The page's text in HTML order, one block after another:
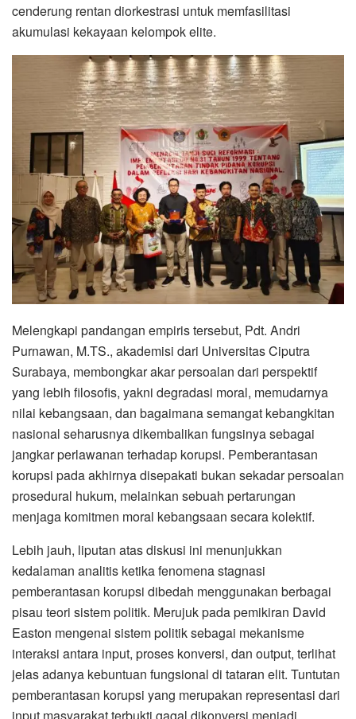
cenderung rentan diorkestrasi untuk memfasilitasi
akumulasi kekayaan kelompok elite.
Melengkapi pandangan empiris tersebut, Pdt. Andri
Purnawan, M.TS., akademisi dari Universitas Ciputra
Surabaya, membongkar akar persoalan dari perspektif
yang lebih filosofis, yakni degradasi moral, memudarnya
nilai kebangsaan, dan bagaimana semangat kebangkitan
nasional seharusnya dikembalikan fungsinya sebagai
jangkar perlawanan terhadap korupsi. Pemberantasan
korupsi pada akhirnya disepakati bukan sekadar persoalan
prosedural hukum, melainkan sebuah pertarungan
menjaga komitmen moral kebangsaan secara kolektif.
Lebih jauh, liputan atas diskusi ini menunjukkan
kedalaman analitis ketika fenomena stagnasi
pemberantasan korupsi dibedah menggunakan berbagai
pisau teori sistem politik. Merujuk pada pemikiran David
Easton mengenai sistem politik sebagai mekanisme
interaksi antara input, proses konversi, dan output, terlihat
jelas adanya kebuntuan fungsional di tataran elit. Tuntutan
pemberantasan korupsi yang merupakan representasi dari